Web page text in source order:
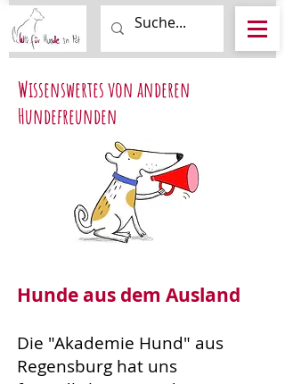
Wissenswertes von anderen
Hundefreunden
Hunde aus dem Ausland
Die "Akademie Hund" aus
Regensburg hat uns